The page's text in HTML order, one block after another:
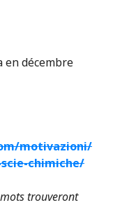
en décembre
motivazioni/
chimiche/
trouveront